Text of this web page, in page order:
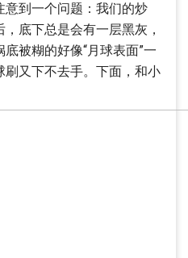
到一个问题：我们的炒
底下总是会有一层黑灰，
被糊的好像“月球表面”一
又下不去手。下面，和小